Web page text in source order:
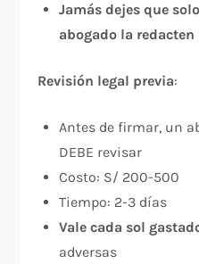
Jamás dejes que
abogado la redacten
Revisión legal previa:​
Antes de firmar, un
DEBE revisar
Costo: S/ 200-500
Tiempo: 2-3 días
Vale cada sol
adversas